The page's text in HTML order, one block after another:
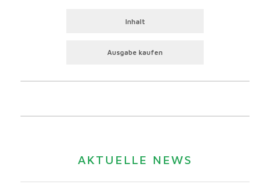
Inhalt
Ausgabe kaufen
AKTUELLE NEWS